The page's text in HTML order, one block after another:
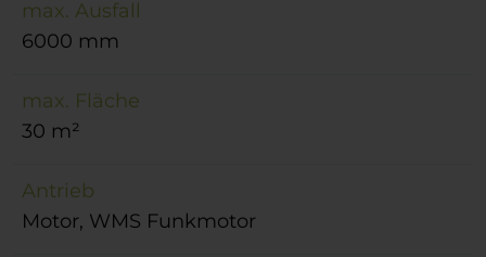
max. Ausfall
6000 mm
max. Fläche
30 m²
Antrieb
Motor, WMS Funkmotor